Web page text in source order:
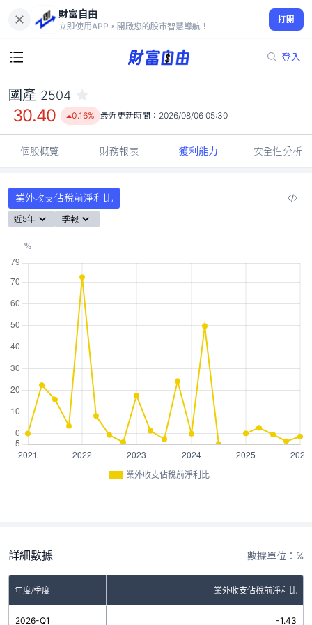
財富自由
立即使用APP，開啟您的股市智慧導航！
打開
登入
30.40
0.16%
國產 2504
30.40 0.16% 最近更新時間： 2026/08/06 05:30
個股概覽 財務報表 獲利能力 安全性分析
業外收支佔稅前淨利比
近5年 季報
業外收支佔稅前淨利比
詳細數據 數據單位：%
年度/季度 業外收支佔稅前淨利比
2026-Q1 -1.43